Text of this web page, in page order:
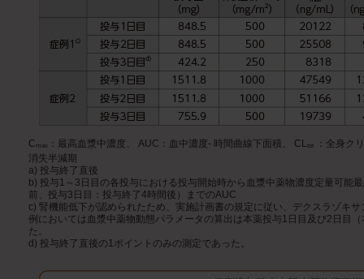
C max ：最高血漿中濃度、 AUC：血中濃度- 時間曲線下面積、 CLtot
：全身ク
消失半減期
a) 投与終了直後
b) 投与1～3日目の各投与における投与開始時から血漿中薬物濃度定量可能
前、投与3日目：投与終了4時間後）までのAUC
c) 腎機能低下が認められたため、実施計画書の規定に従い、デクスラゾキ
例においては血漿中薬物動態パラメータの算出は本薬投与1日目及び2日目
た。
d) 投与終了直後の1ポイントのみの測定であった。